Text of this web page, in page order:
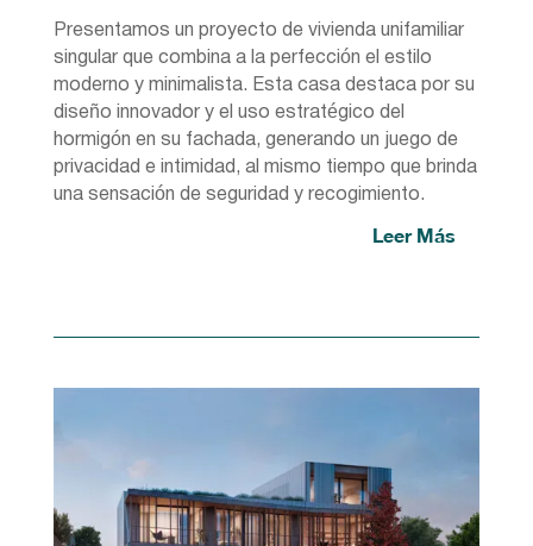
Presentamos un proyecto de vivienda unifamiliar
singular que combina a la perfección el estilo
moderno y minimalista. Esta casa destaca por su
diseño innovador y el uso estratégico del
hormigón en su fachada, generando un juego de
privacidad e intimidad, al mismo tiempo que brinda
una sensación de seguridad y recogimiento.
Leer Más